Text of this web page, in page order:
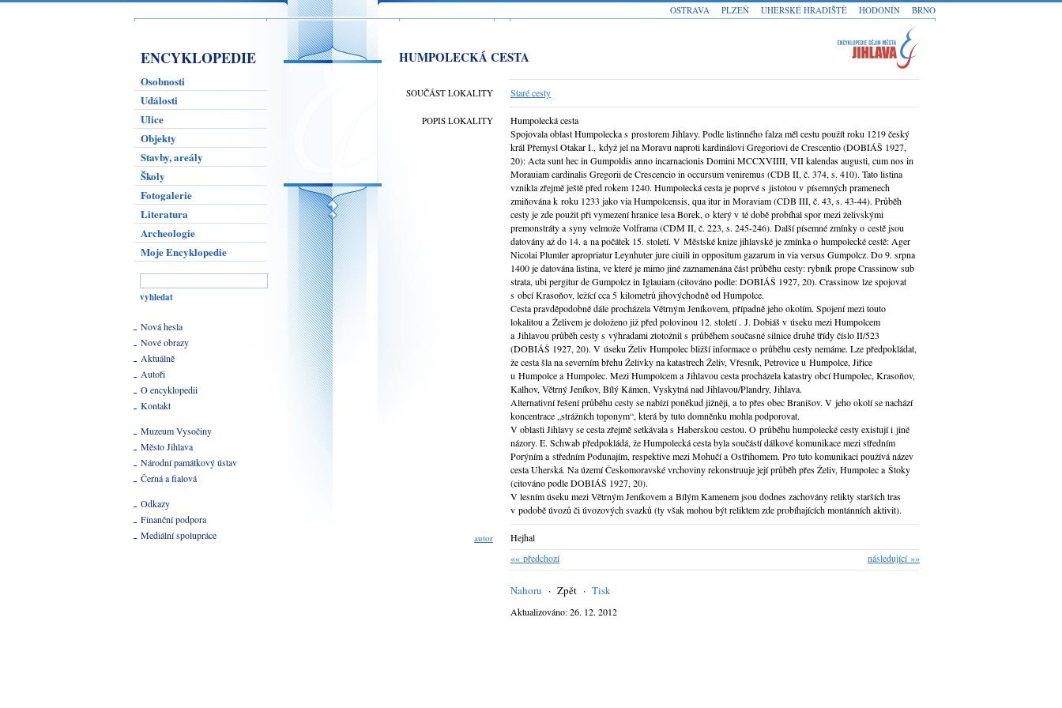
ENCYKLOPEDIE
Osobnosti
Události
Ulice
Objekty
Stavby, areály
Školy
Fotogalerie
Literatura
Archeologie
Moje Encyklopedie
Nová hesla
Nové obrazy
Aktuálně
Autoři
O encyklopedii
Kontakt
Muzeum Vysočiny
Město Jihlava
Národní památkový ústav
Černá a fialová
Odkazy
Finanční podpora
Mediální spolupráce
HUMPOLECKÁ CESTA
SOUČÁST LOKALITY Staré cesty
POPIS LOKALITY
Humpolecká cesta
Spojovala oblast Humpolecka s prostorem Jihlavy. Podle listinného falza měl cestu použít roku 1219 český
král Přemysl Otakar I., když jel na Moravu naproti kardinálovi Gregoriovi de Crescentio (DOBIÁŠ 1927,
20): Acta sunt hec in Gumpoldis anno incarnacionis Domini MCCXVIIII, VII kalendas augusti, cum nos in
Morauiam cardinalis Gregorii de Crescencio in occursum veniremus (CDB II, č. 374, s. 410). Tato listina
vznikla zřejmě ještě před rokem 1240. Humpolecká cesta je poprvé s jistotou v písemných pramenech
zmiňována k roku 1233 jako via Humpolcensis, qua itur in Moraviam (CDB III, č. 43, s. 43-44). Průběh
cesty je zde použit při vymezení hranice lesa Borek, o který v té době probíhal spor mezi želivskými
premonstráty a syny velmože Volframa (CDM II, č. 223, s. 245-246). Další písemné zmínky o cestě jsou
datovány až do 14. a na počátek 15. století. V Městské knize jihlavské je zmínka o humpolecké cestě: Ager
Nicolai Plumler apropriatur Leynhuter jure ciuili in oppositum gazarum in via versus Gumpolcz. Do 9. srpna
1400 je datována listina, ve které je mimo jiné zaznamenána část průběhu cesty: rybník prope Crassinow sub
strata, ubi pergitur de Gumpolcz in Iglauiam (citováno podle: DOBIÁŠ 1927, 20). Crassinow lze spojovat
s obcí Krasoňov, ležící cca 5 kilometrů jihovýchodně od Humpolce.
Cesta pravděpodobně dále procházela Větrným Jeníkovem, případně jeho okolím. Spojení mezi touto
lokalitou a Želivem je doloženo již před polovinou 12. století . J. Dobiáš v úseku mezi Humpolcem
a Jihlavou průběh cesty s výhradami ztotožnil s průběhem současné silnice druhé třídy číslo II/523
(DOBIÁŠ 1927, 20). V úseku Želiv Humpolec bližší informace o průběhu cesty nemáme. Lze předpokládat,
že cesta šla na severním břehu Želivky na katastrech Želiv, Vřesník, Petrovice u Humpolce, Jiřice
u Humpolce a Humpolec. Mezi Humpolcem a Jihlavou cesta procházela katastry obcí Humpolec, Krasoňov,
Kalhov, Větrný Jeníkov, Bílý Kámen, Vyskytná nad Jihlavou/Plandry, Jihlava.
Alternativní řešení průběhu cesty se nabízí poněkud jižněji, a to přes obec Branišov. V jeho okolí se nachází
koncentrace „strážních toponym“, která by tuto domněnku mohla podporovat.
V oblasti Jihlavy se cesta zřejmě setkávala s Haberskou cestou. O průběhu humpolecké cesty existují i jiné
názory. E. Schwab předpokládá, že Humpolecká cesta byla součástí dálkové komunikace mezi středním
Porýním a středním Podunajím, respektive mezi Mohučí a Ostřihomem. Pro tuto komunikaci používá název
cesta Uherská. Na území Českomoravské vrchoviny rekonstruuje její průběh přes Želiv, Humpolec a Štoky
(citováno podle DOBIÁŠ 1927, 20).
V lesním úseku mezi Větrným Jeníkovem a Bílým Kamenem jsou dodnes zachovány relikty starších tras
v podobě úvozů či úvozových svazků (ty však mohou být reliktem zde probíhajících montánních aktivit).
autor
Hejhal
následující »»
«« předchozí
Nahoru · Zpět · Tisk
Aktualizováno: 26. 12. 2012
BRNO
HODONÍN
UHERSKÉ HRADIŠTĚ
PLZEŇ
OSTRAVA